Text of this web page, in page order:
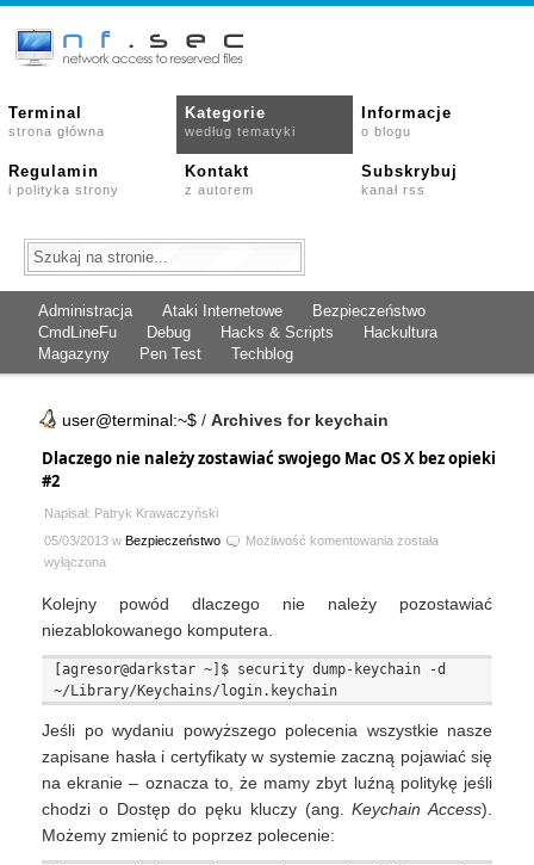
Terminal
strona główna
Kategorie
według tematyki
Informacje
o blogu
Regulamin
i polityka strony
Kontakt
z autorem
Subskrybuj
kanał rss
Administracja Ataki Internetowe
Bezpieczeństwo
CmdLineFu
Debug Hacks & Scripts
Hackultura
Magazyny
Pen Test Techblog
user@terminal:~$ / Archives for keychain
Dlaczego nie należy zostawiać swojego Mac OS X bez opieki
#2
Napisał: Patryk Krawaczyński
05/03/2013 w Bezpieczeństwo Możliwość komentowania Dlaczego
zostawiać
OS
opieki
#2
została
wyłączona
Kolejny powód dlaczego nie należy pozostawiać
niezablokowanego komputera.
[agresor@darkstar ~]$ security dump-keychain -d
Jeśli po wydaniu powyższego polecenia wszystkie nasze
zapisane hasła i certyfikaty w systemie zaczną pojawiać się
na ekranie – oznacza to, że mamy zbyt luźną politykę jeśli
chodzi o Dostęp do pęku kluczy (ang.Keychain Access).
Możemy zmienić to poprzez polecenie: